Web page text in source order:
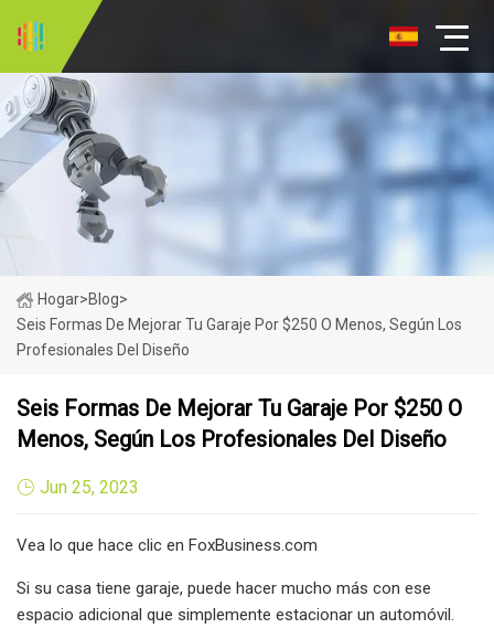
Hogar>Blog>
Seis Formas De Mejorar Tu Garaje Por $250 O Menos, Según Los
Profesionales Del Diseño
Seis Formas De Mejorar Tu Garaje Por $250 O
Menos, Según Los Profesionales Del Diseño
Jun 25, 2023
Vea lo que hace clic en FoxBusiness.com
Si su casa tiene garaje, puede hacer mucho más con ese
espacio adicional que simplemente estacionar un automóvil.